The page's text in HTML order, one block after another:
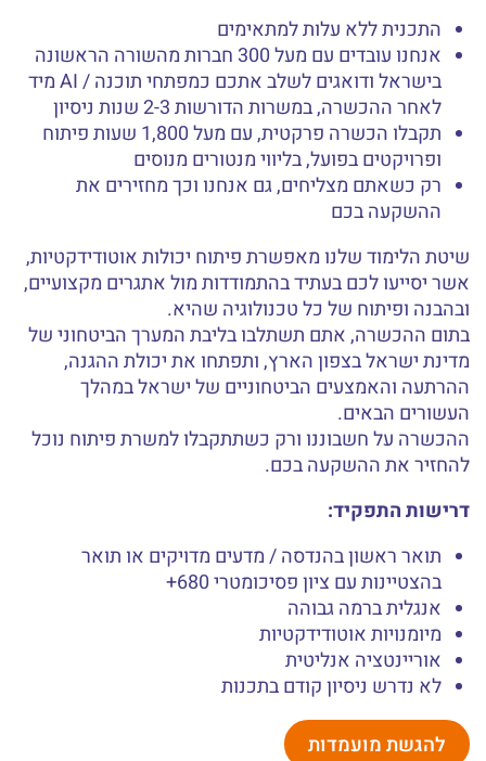
התכנית ללא עלות למתאימים
אנחנו עובדים עם מעל 300 חברות מהשורה הראשונה
בישראל ודואגים לשלב אתכם כמפתחי תוכנה / AI מיד
לאחר ההכשרה, במשרות הדורשות 2-3 שנות ניסיון
תקבלו הכשרה פרקטית, עם מעל 1,800 שעות פיתוח
ופרויקטים בפועל, בליווי מנטורים מנוסים
רק כשאתם מצליחים, גם אנחנו וכך מחזירים את
ההשקעה בכם
שיטת הלימוד שלנו מאפשרת פיתוח יכולות אוטודידקטיות,
אשר יסייעו לכם בעתיד בהתמודדות מול אתגרים מקצועיים,
ובהבנה ופיתוח של כל טכנולוגיה שהיא.
בתום ההכשרה, אתם תשתלבו בליבת המערך הביטחוני של
מדינת ישראל בצפון הארץ, ותפתחו את יכולת ההגנה,
ההרתעה והאמצעים הביטחוניים של ישראל במהלך
העשורים הבאים.
ההכשרה על חשבוננו ורק כשתתקבלו למשרת פיתוח נוכל
להחזיר את ההשקעה בכם.
דרישות התפקיד:
תואר ראשון בהנדסה / מדעים מדויקים או תואר
בהצטיינות עם ציון פסיכומטרי 680+
אנגלית ברמה גבוהה
מיומנויות אוטודידקטיות
אוריינטציה אנליטית
לא נדרש ניסיון קודם בתכנות
להגשת מועמדות